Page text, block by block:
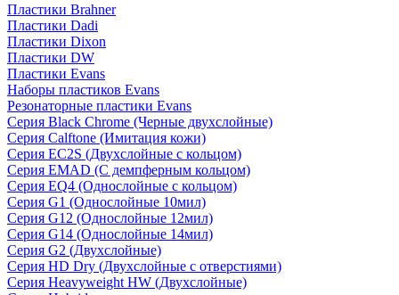
Пластики Brahner
Пластики Dadi
Пластики Dixon
Пластики DW
Пластики Evans
Наборы пластиков Evans
Резонаторные пластики Evans
Серия Black Chrome (Черные двухслойные)
Серия Calftone (Имитация кожи)
Серия EC2S (Двухслойные с кольцом)
Серия EMAD (С демпферным кольцом)
Серия EQ4 (Однослойные с кольцом)
Серия G1 (Однослойные 10мил)
Серия G12 (Однослойные 12мил)
Серия G14 (Однослойные 14мил)
Серия G2 (Двухслойные)
Серия HD Dry (Двухслойные с отверстиями)
Серия Heavyweight HW (Двухслойные)